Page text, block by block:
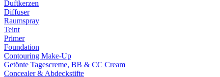
Duftkerzen
Diffuser
Raumspray
Teint
Primer
Foundation
Contouring Make-Up
Getönte Tagescreme, BB & CC Cream
Concealer & Abdeckstifte